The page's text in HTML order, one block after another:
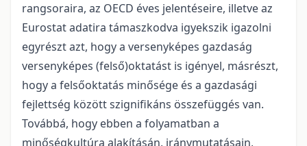
rangsoraira, az OECD éves jelentéseire, illetve az
Eurostat adatira támaszkodva igyekszik igazolni
egyrészt azt, hogy a versenyképes gazdaság
versenyképes (felső)oktatást is igényel, másrészt,
hogy a felsőoktatás minősége és a gazdasági
fejlettség között szignifikáns összefüggés van.
Továbbá, hogy ebben a folyamatban a
minőségkultúra alakításán, iránymutatásain,